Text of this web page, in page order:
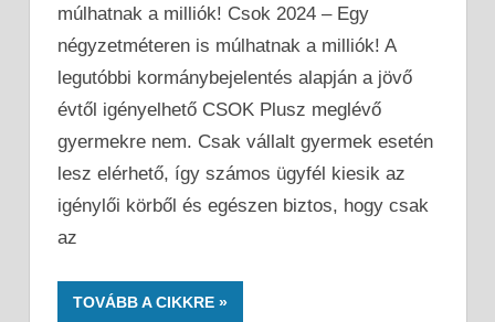
múlhatnak a milliók! Csok 2024 – Egy
négyzetméteren is múlhatnak a milliók! A
legutóbbi kormánybejelentés alapján a jövő
évtől igényelhető CSOK Plusz meglévő
gyermekre nem. Csak vállalt gyermek esetén
lesz elérhető, így számos ügyfél kiesik az
igénylői körből és egészen biztos, hogy csak
az
TOVÁBB A CIKKRE